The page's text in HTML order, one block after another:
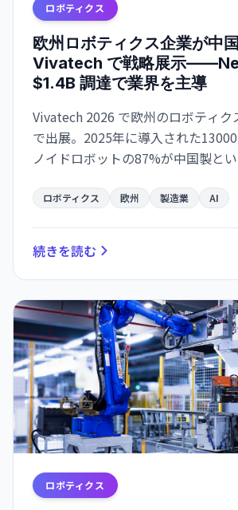
ロボティクス
欧州ロボティクス企業が中国
Vivatech で戦略展示
$1.4B 調達で業界を主導
Vivatech 2026 で欧州のロボティク
で出展。2025年に導入された
ノイドロボットの87%が中国製と
産業主権とニッチ戦略で巻き返しを
ロボティクス 欧州 製造業 AI
続きを読む
ロボティクス